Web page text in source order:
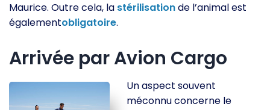
Maurice. Outre cela, la stérilisationde l’animal est
égalementobligatoire.
Arrivée par Avion Cargo
Un aspect souvent
méconnu concerne le